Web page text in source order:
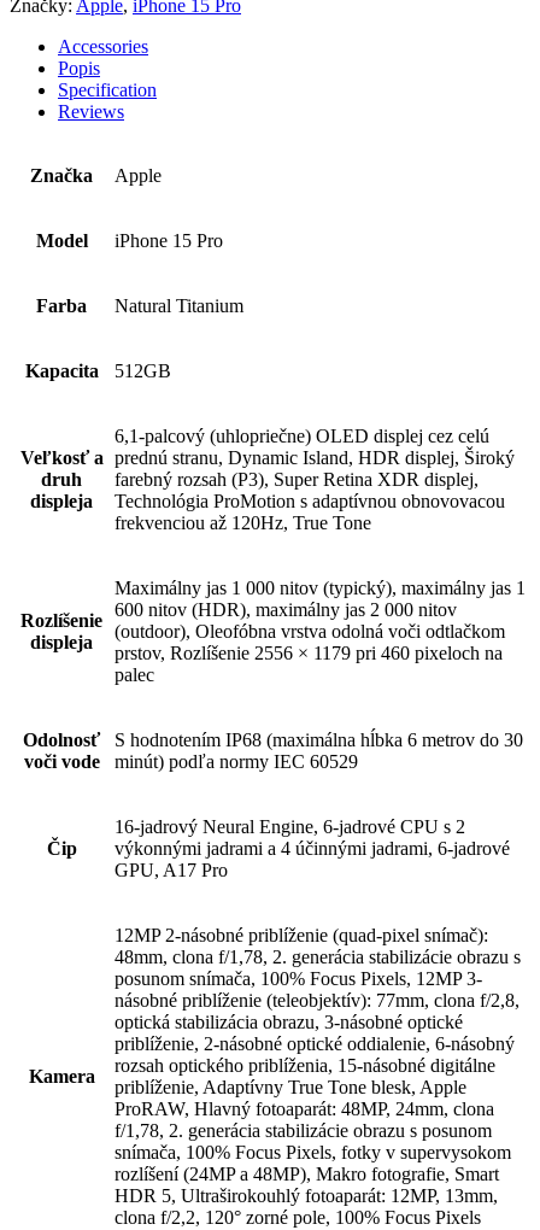
Značky: Apple, iPhone 15 Pro
Accessories
Popis
Specification
Reviews
Značka Apple
Model iPhone 15 Pro
Farba Natural Titanium
Kapacita 512GB
Veľkosť a
druh
displeja
6,1-palcový (uhlopriečne) OLED displej cez celú
prednú stranu, Dynamic Island, HDR displej, Široký
farebný rozsah (P3), Super Retina XDR displej,
Technológia ProMotion s adaptívnou obnovovacou
frekvenciou až 120Hz, True Tone
Rozlíšenie
displeja
Maximálny jas 1 000 nitov (typický), maximálny jas 1
600 nitov (HDR), maximálny jas 2 000 nitov
(outdoor), Oleofóbna vrstva odolná voči odtlačkom
prstov, Rozlíšenie 2556 × 1179 pri 460 pixeloch na
palec
Odolnosť
voči vode
S hodnotením IP68 (maximálna hĺbka 6 metrov do 30
minút) podľa normy IEC 60529
Čip
16-jadrový Neural Engine, 6-jadrové CPU s 2
výkonnými jadrami a 4 účinnými jadrami, 6-jadrové
GPU, A17 Pro
Kamera
12MP 2-násobné priblíženie (quad-pixel snímač):
48mm, clona f/1,78, 2. generácia stabilizácie obrazu s
posunom snímača, 100% Focus Pixels, 12MP 3-
násobné priblíženie (teleobjektív): 77mm, clona f/2,8,
optická stabilizácia obrazu, 3-násobné optické
priblíženie, 2-násobné optické oddialenie, 6-násobný
rozsah optického priblíženia, 15-násobné digitálne
priblíženie, Adaptívny True Tone blesk, Apple
ProRAW, Hlavný fotoaparát: 48MP, 24mm, clona
f/1,78, 2. generácia stabilizácie obrazu s posunom
snímača, 100% Focus Pixels, fotky v supervysokom
rozlíšení (24MP a 48MP), Makro fotografie, Smart
HDR 5, Ultraširokouhlý fotoaparát: 12MP, 13mm,
clona f/2,2, 120° zorné pole, 100% Focus Pixels